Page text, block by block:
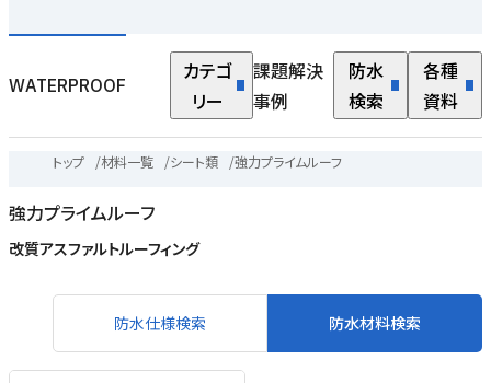
WATERPROOF
カテゴ
リー
課題解決
事例
防水
検索
各種
資料
トップ /材料一覧 /シート類 /強力プライムルーフ
強力プライムルーフ
改質アスファルトルーフィング
防水仕様検索 防水材料検索